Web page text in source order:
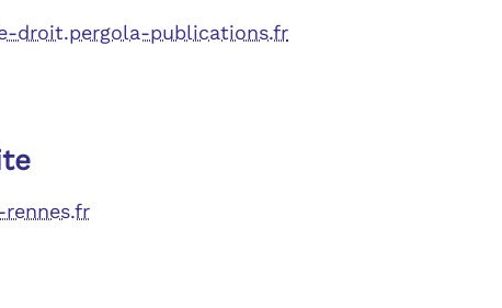
droit.pergola-publications.fr